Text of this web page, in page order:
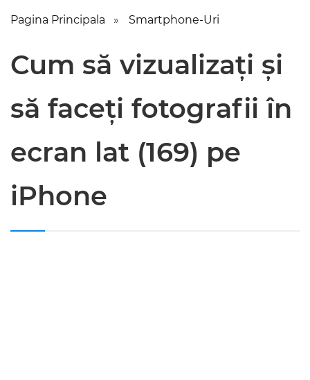
Pagina Principala Smartphone-Uri
Cum să vizualizați și
să faceți fotografii în
ecran lat (169) pe
iPhone